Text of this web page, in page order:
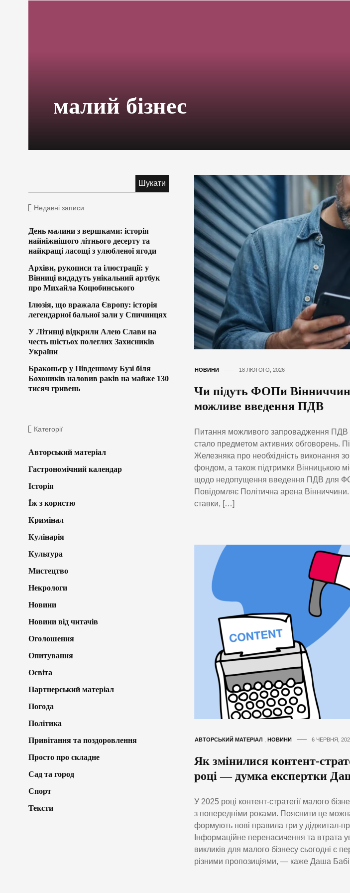
малий бізнес
НОВИНИ 18 ЛЮТОГО, 2026
Чи підуть ФОПи
можливе введення ПДВ
Питання можливого запровадження ПДВ
стало предметом активних обговорень.
Железняка про необхідність виконання
фондом, а також підтримки Вінницькою
щодо недопущення введення ПДВ для
Повідомляє Політична арена
ставки, […]
АВТОРСЬКИЙ МАТЕРІАЛ НОВИНИ 6 ЧЕРВНЯ,
Як змінилися контент-
році — думка експертки
У 2025 році контент-стратегії малого
з попередніми роками. Пояснити це
формують нові правила гри у діджитал-
Інформаційне перенасичення та втрата
викликів для малого бізнесу сьогодні є
різними пропозиціями, — каже Даша
Недавні записи
День малини з вершками: історія
найніжнішого літнього десерту та
найкращі ласощі з улюбленої ягоди
Архіви, рукописи та ілюстрації: у
Вінниці видадуть унікальний артбук
про Михайла Коцюбинського
Ілюзія, що вражала Європу: історія
легендарної бальної зали у Спичинцях
У Літинці відкрили Алею Слави на
честь шістьох полеглих Захисників
України
Браконьєр у Південному Бузі біля
Бохоників наловив раків на майже 130
тисяч гривень
Категорії
Авторський матеріал
Гастрономічний календар
Історія
Їж з користю
Кримінал
Кулінарія
Культура
Мистецтво
Некрологи
Новини
Новини від читачів
Оголошення
Опитування
Освіта
Партнерський матеріал
Погода
Політика
Привітання та поздоровлення
Просто про складне
Сад та город
Спорт
Тексти